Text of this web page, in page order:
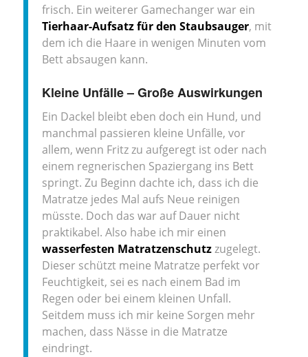
frisch. Ein weiterer Gamechanger war ein
Tierhaar-Aufsatz für den Staubsauger, mit
dem ich die Haare in wenigen Minuten vom
Bett absaugen kann.
Kleine Unfälle – Große Auswirkungen
Ein Dackel bleibt eben doch ein Hund, und
manchmal passieren kleine Unfälle, vor
allem, wenn Fritz zu aufgeregt ist oder nach
einem regnerischen Spaziergang ins Bett
springt. Zu Beginn dachte ich, dass ich die
Matratze jedes Mal aufs Neue reinigen
müsste. Doch das war auf Dauer nicht
praktikabel. Also habe ich mir einen
wasserfesten Matratzenschutzzugelegt.
Dieser schützt meine Matratze perfekt vor
Feuchtigkeit, sei es nach einem Bad im
Regen oder bei einem kleinen Unfall.
Seitdem muss ich mir keine Sorgen mehr
machen, dass Nässe in die Matratze
eindringt.